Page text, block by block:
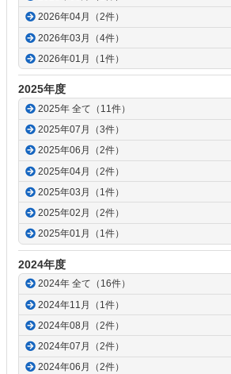
2026年04月（2件）
2026年03月（4件）
2026年01月（1件）
2025年度
2025年 全て（11件）
2025年07月（3件）
2025年06月（2件）
2025年04月（2件）
2025年03月（1件）
2025年02月（2件）
2025年01月（1件）
2024年度
2024年 全て（16件）
2024年11月（1件）
2024年08月（2件）
2024年07月（2件）
2024年06月（2件）